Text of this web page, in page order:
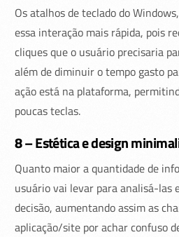
Os atalhos de teclado do
essa interação mais rápida, pois
cliques que o usuário precisaria
além de diminuir o tempo gasto
ação está na plataforma,
poucas teclas.
8 – Estética e design
Quanto maior a quantidade de
usuário vai levar para analisá-las
decisão, aumentando assim as
aplicação/site por achar confuso